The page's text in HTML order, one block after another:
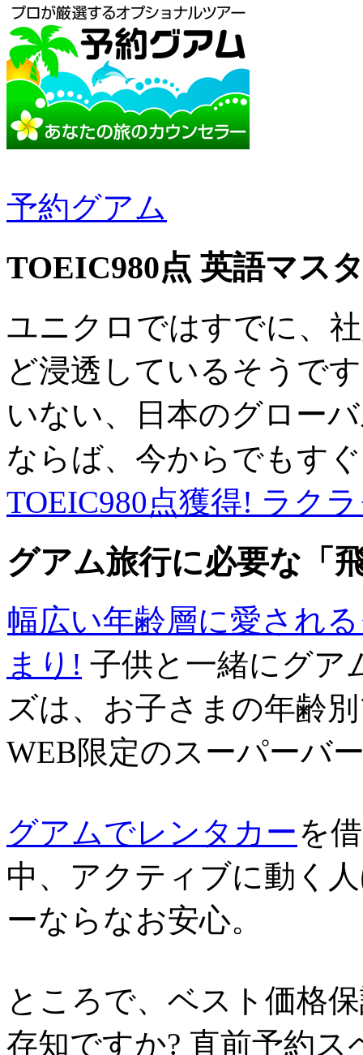
予約グアム
TOEIC980点 英語マス
ユニクロではすでに、
ど浸透しているそうで
いない、日本のグロー
ならば、今からでもす
TOEIC980点獲得! ラク
グアム旅行に必要な「
幅広い年齢層に愛され
まり! 子供と一緒にグア
ズは、お子さまの年齢
WEB限定のスーパーバ
グアムでレンタカーを
中、アクティブに動く
ーならなお安心。
ところで、ベスト価格
存知ですか? 直前予約